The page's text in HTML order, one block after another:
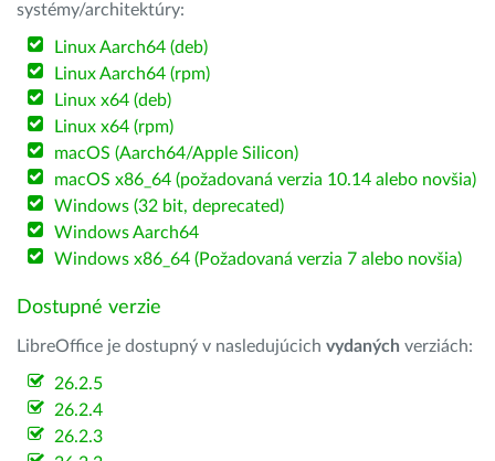
systémy/architektúry:
Linux Aarch64 (deb)
Linux Aarch64 (rpm)
Linux x64 (deb)
Linux x64 (rpm)
macOS (Aarch64/Apple Silicon)
macOS x86_64 (požadovaná verzia 10.14 alebo novšia)
Windows (32 bit, deprecated)
Windows Aarch64
Windows x86_64 (Požadovaná verzia 7 alebo novšia)
Dostupné verzie
LibreOffice je dostupný v nasledujúcich vydaných verziách:
26.2.5
26.2.4
26.2.3